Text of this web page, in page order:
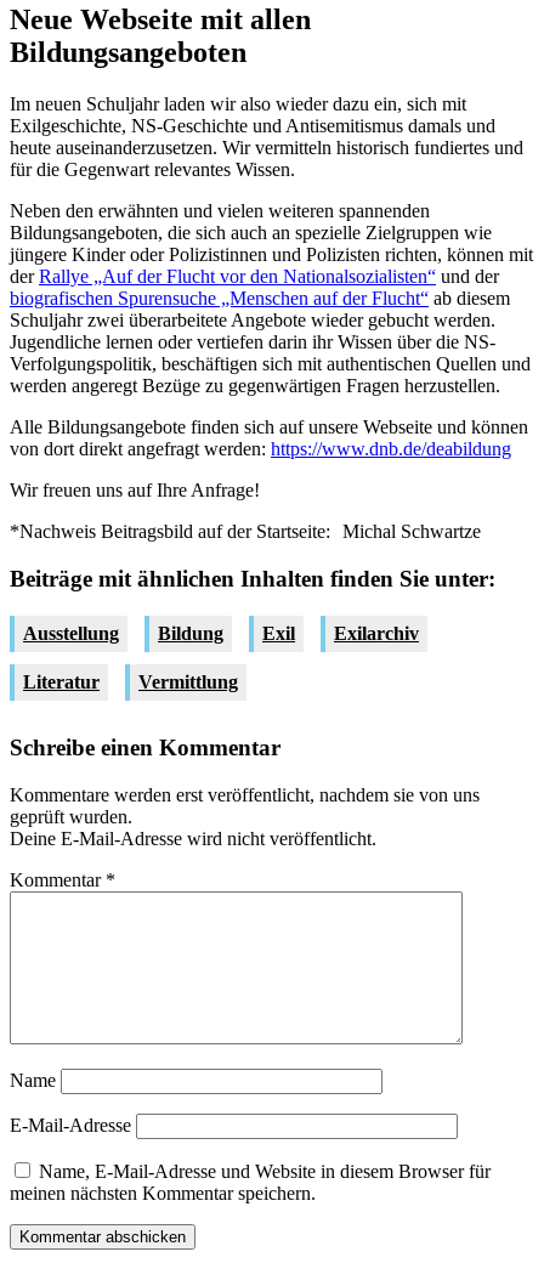
Neue Webseite mit allen
Bildungsangeboten
Im neuen Schuljahr laden wir also wieder dazu ein, sich mit
Exilgeschichte, NS-Geschichte und Antisemitismus damals und
heute auseinanderzusetzen. Wir vermitteln historisch fundiertes und
für die Gegenwart relevantes Wissen.
Neben den erwähnten und vielen weiteren spannenden
Bildungsangeboten, die sich auch an spezielle Zielgruppen wie
jüngere Kinder oder Polizistinnen und Polizisten richten, können mit
derRallye „Auf der Flucht vor den Nationalsozialisten“ und der
biografischen Spurensuche „Menschen auf der Flucht“ ab diesem
Schuljahr zwei überarbeitete Angebote wieder gebucht werden.
Jugendliche lernen oder vertiefen darin ihr Wissen über die NS-
Verfolgungspolitik, beschäftigen sich mit authentischen Quellen und
werden angeregt Bezüge zu gegenwärtigen Fragen herzustellen.
Alle Bildungsangebote finden sich auf unsere Webseite und können
von dort direkt angefragt werden: https://www.dnb.de/deabildung
Wir freuen uns auf Ihre Anfrage!
*Nachweis Beitragsbild auf der Startseite:
Michal Schwartze
Beiträge mit ähnlichen Inhalten finden Sie unter:
Ausstellung Bildung Exil Exilarchiv
Literatur Vermittlung
Schreibe einen Kommentar
Kommentare werden erst veröffentlicht, nachdem sie von uns
geprüft wurden.
Deine E-Mail-Adresse wird nicht veröffentlicht.
Kommentar *
Name
E-Mail-Adresse
Name, E-Mail-Adresse und Website in diesem Browser für
meinen nächsten Kommentar speichern.